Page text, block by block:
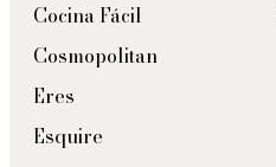
Cocina Fácil
Cosmopolitan
Eres
Esquire